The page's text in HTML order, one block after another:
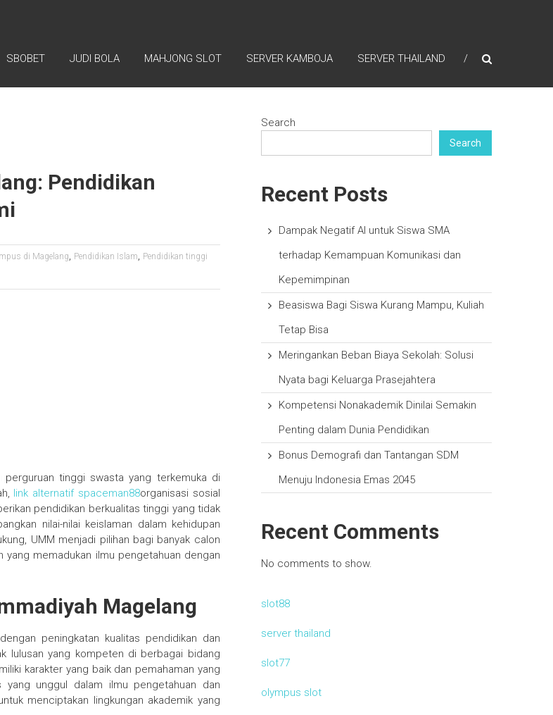
SBOBET JUDI BOLA MAHJONG SLOT SERVER KAMBOJA SERVER THAILAND
Pendidikan
di Magelang, Pendidikan Islam, Pendidikan tinggi
perguruan tinggi swasta yang terkemuka di
link alternatif spaceman88organisasi sosial
pendidikan berkualitas tinggi yang tidak
nilai-nilai keislaman dalam kehidupan
UMM menjadi pilihan bagi banyak calon
yang memadukan ilmu pengetahuan dengan
Magelang
peningkatan kualitas pendidikan dan
lulusan yang kompeten di berbagai bidang
karakter yang baik dan pemahaman yang
yang unggul dalam ilmu pengetahuan dan
menciptakan lingkungan akademik yang
Search
Search
Recent Posts
Dampak Negatif AI untuk Siswa SMA
terhadap Kemampuan Komunikasi dan
Kepemimpinan
Beasiswa Bagi Siswa Kurang Mampu, Kuliah
Tetap Bisa
Meringankan Beban Biaya Sekolah: Solusi
Nyata bagi Keluarga Prasejahtera
Kompetensi Nonakademik Dinilai Semakin
Penting dalam Dunia Pendidikan
Bonus Demografi dan Tantangan SDM
Menuju Indonesia Emas 2045
Recent Comments
No comments to show.
slot88
server thailand
slot77
olympus slot